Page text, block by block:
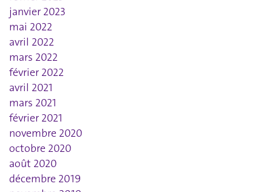
janvier 2023
mai 2022
avril 2022
mars 2022
février 2022
avril 2021
mars 2021
février 2021
novembre 2020
octobre 2020
août 2020
décembre 2019